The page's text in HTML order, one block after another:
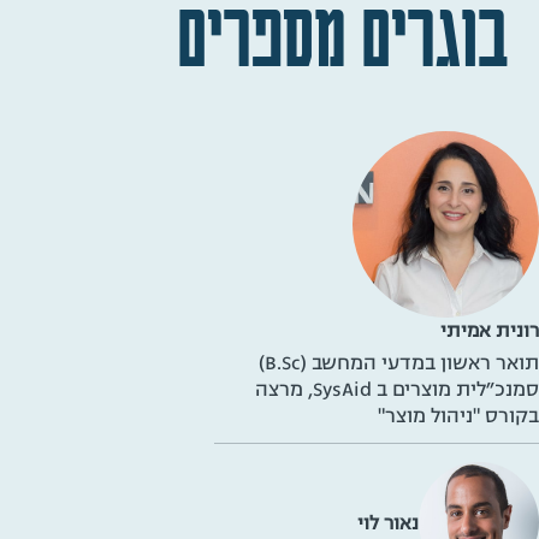
בוגרים מספרים
רונית אמיתי
תואר ראשון במדעי המחשב (B.Sc)
סמנכ״לית מוצרים ב SysAid, מרצה
בקורס "ניהול מוצר"
נאור לוי